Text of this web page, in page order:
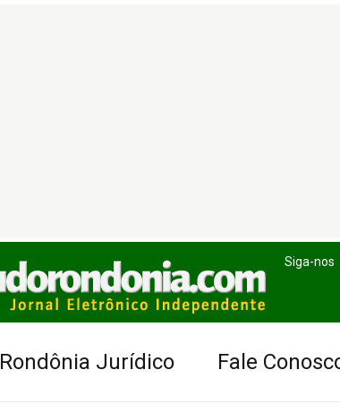
Siga-nos
Rondônia Jurídico Fale